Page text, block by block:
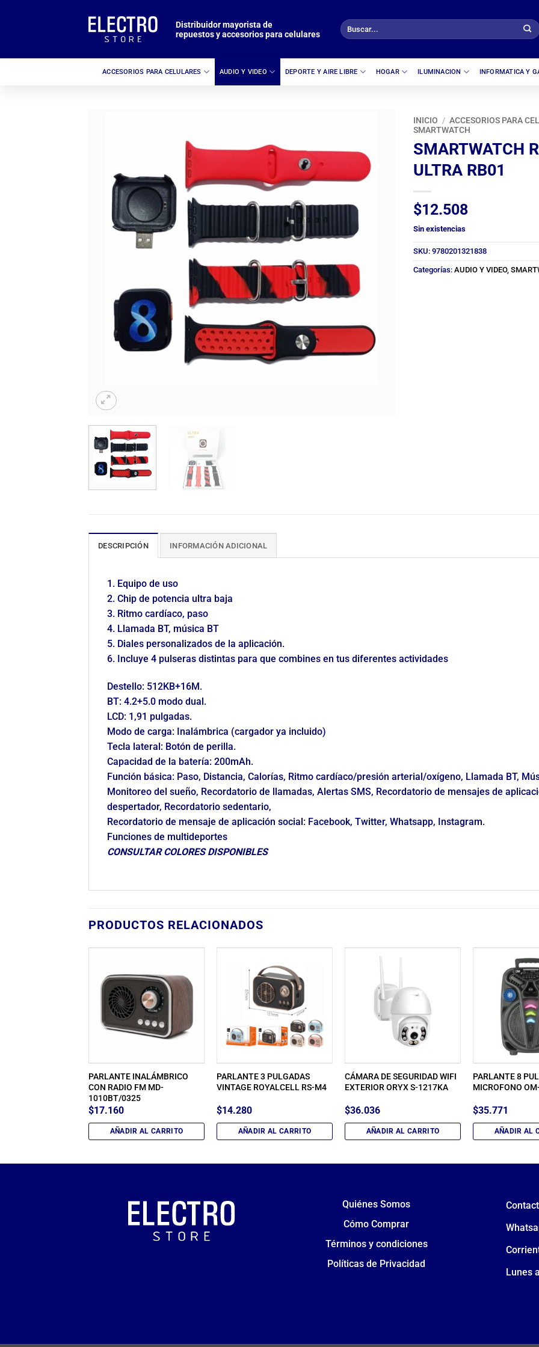
Distribuidor mayorista de
repuestos y accesorios para celulares
Buscar
por:
ACCESORIOS PARA CELULARES AUDIO Y VIDEO DEPORTE Y AIRE LIBRE HOGAR ILUMINACION INFORMATICA Y
INICIO / ACCESORIOS PARA
SMARTWATCH
SMARTWATCH
ULTRA RB01
$12.508
Sin existencias
SKU: 9780201321838
Categorías: AUDIO Y VIDEO,
DESCRIPCIÓN INFORMACIÓN ADICIONAL
1. Equipo de uso
2. Chip de potencia ultra baja
3. Ritmo cardíaco, paso
4. Llamada BT, música BT
5. Diales personalizados de la aplicación.
6. Incluye 4 pulseras distintas para que combines en tus diferentes actividades
Destello: 512KB+16M.
BT: 4.2+5.0 modo dual.
LCD: 1,91 pulgadas.
Modo de carga: Inalámbrica (cargador ya incluido)
Tecla lateral: Botón de perilla.
Capacidad de la batería: 200mAh.
Función básica: Paso, Distancia, Calorías, Ritmo cardíaco/presión arterial/oxígeno, Llamada BT,
Monitoreo del sueño, Recordatorio de llamadas, Alertas SMS, Recordatorio de mensajes de
despertador, Recordatorio sedentario,
Recordatorio de mensaje de aplicación social: Facebook, Twitter, Whatsapp, Instagram.
Funciones de multideportes
CONSULTAR COLORES DISPONIBLES
PRODUCTOS RELACIONADOS
PARLANTE INALÁMBRICO
CON RADIO FM MD-
1010BT/0325
$17.160
AÑADIR AL CARRITO
PARLANTE 3 PULGADAS
VINTAGE ROYALCELL RS-M4
$14.280
AÑADIR AL CARRITO
CÁMARA DE SEGURIDAD WIFI
EXTERIOR ORYX S-1217KA
$36.036
AÑADIR AL CARRITO
PARLANTE 8
MICROFONO
$35.771
AÑADIR AL
Quiénes Somos
Cómo Comprar
Términos y condiciones
Políticas de Privacidad
Lunes